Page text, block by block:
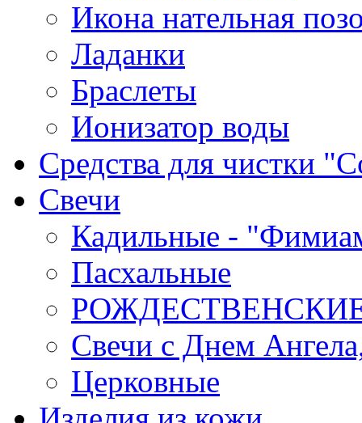
Икона нательная
Ладанки
Браслеты
Ионизатор воды
Средства для чистки
Cвечи
Кадильные -
Пасхальные
Свечи с Днем
Церковные